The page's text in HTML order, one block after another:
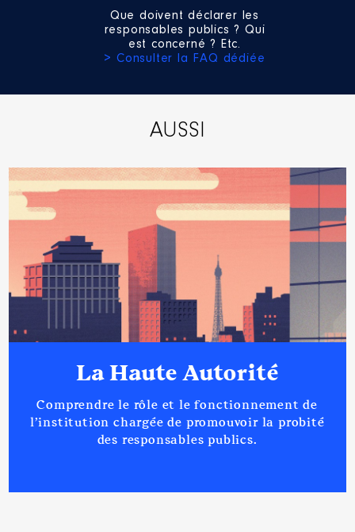
Année Montant Type
2023 0 € Net
Que doivent déclarer les
responsables publics ? Qui
est concerné ? Etc.
> Consulter la FAQ dédiée
AUSSI
La Haute Autorité
Comprendre le rôle et le fonctionnement de
l’institution chargée de promouvoir la probité
des responsables publics.